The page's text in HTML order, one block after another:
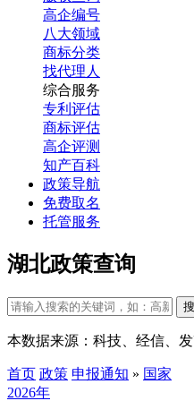
高企编号
八大领域
商标分类
找代理人
综合服务
专利评估
商标评估
高企评测
知产百科
政策导航
免费取名
托管服务
湖北政策查询
本数据来源：科技、经信、
首页 政策 申报通知 » 国家
2026年